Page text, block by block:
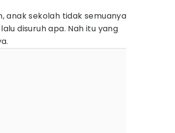
anak sekolah tidak semuanya
disuruh apa. Nah itu yang